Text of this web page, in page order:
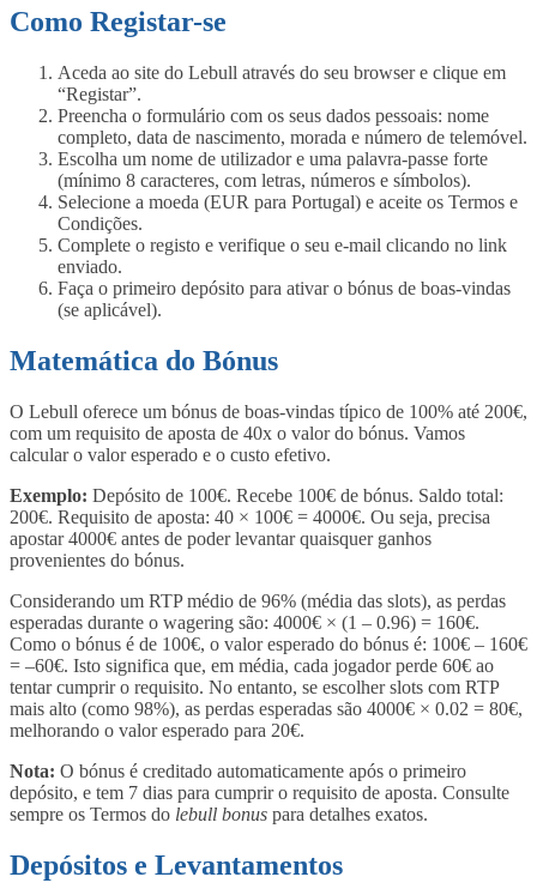
Como Registar-se
Aceda ao site do Lebull através do seu browser e clique em
“Registar”.
Preencha o formulário com os seus dados pessoais: nome
completo, data de nascimento, morada e número de telemóvel.
Escolha um nome de utilizador e uma palavra-passe forte
(mínimo 8 caracteres, com letras, números e símbolos).
Selecione a moeda (EUR para Portugal) e aceite os Termos e
Condições.
Complete o registo e verifique o seu e-mail clicando no link
enviado.
Faça o primeiro depósito para ativar o bónus de boas-vindas
(se aplicável).
Matemática do Bónus
O Lebull oferece um bónus de boas-vindas típico de 100% até 200€,
com um requisito de aposta de 40x o valor do bónus. Vamos
calcular o valor esperado e o custo efetivo.
Exemplo: Depósito de 100€. Recebe 100€ de bónus. Saldo total:
200€. Requisito de aposta: 40 × 100€ = 4000€. Ou seja, precisa
apostar 4000€ antes de poder levantar quaisquer ganhos
provenientes do bónus.
Considerando um RTP médio de 96% (média das slots), as perdas
esperadas durante o wagering são: 4000€ × (1 – 0.96) = 160€.
Como o bónus é de 100€, o valor esperado do bónus é: 100€ – 160€
= –60€. Isto significa que, em média, cada jogador perde 60€ ao
tentar cumprir o requisito. No entanto, se escolher slots com RTP
mais alto (como 98%), as perdas esperadas são 4000€ × 0.02 = 80€,
melhorando o valor esperado para 20€.
Nota: O bónus é creditado automaticamente após o primeiro
depósito, e tem 7 dias para cumprir o requisito de aposta. Consulte
sempre os Termos do lebull bonus para detalhes exatos.
Depósitos e Levantamentos